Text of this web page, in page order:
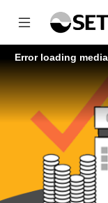
Error loading